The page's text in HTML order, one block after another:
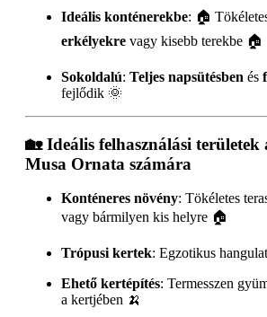
Ideális konténerekbe: 🏠
erkélyekre vagy kisebb terekbe 🏠
Sokoldalú: Teljes napsütésben és
fejlődik 🌞
🏡Ideális felhasználási területek
Musa Ornata számára
Konténeres növény: Tökéletes
vagy bármilyen kis helyre 🏠
Trópusi kertek: Egzotikus
Ehető kertépítés: Termesszen
a kertjében 🍌